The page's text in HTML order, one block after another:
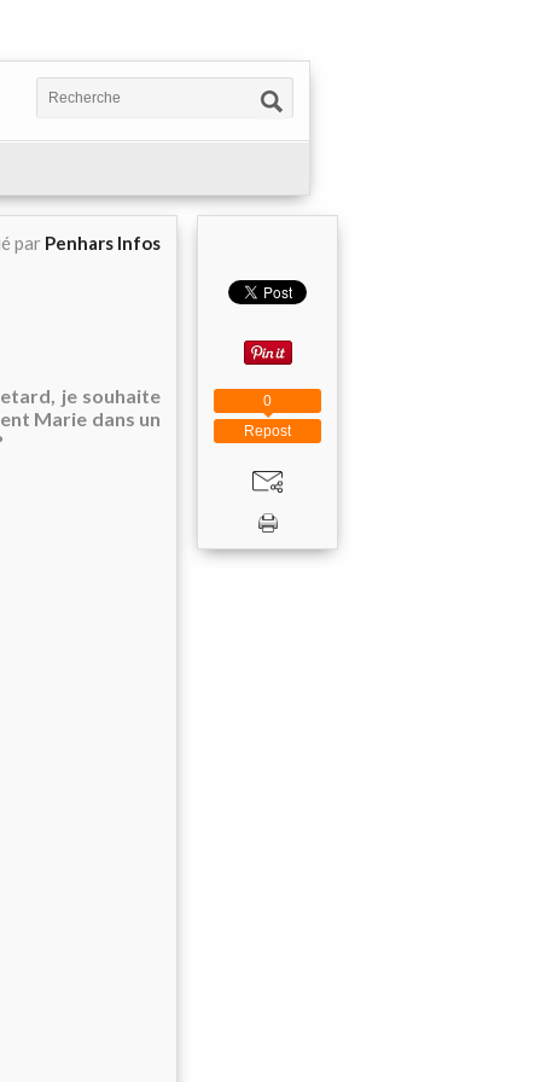
par Penhars Infos
je souhaite
Marie dans un
Repost
0